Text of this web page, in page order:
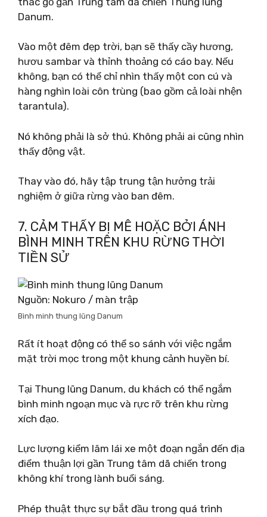
Danum.
Vào một đêm đẹp trời, bạn sẽ thấy cầy hương,
hươu sambar và thỉnh thoảng có cáo bay. Nếu
không, bạn có thể chỉ nhìn thấy một con cú và
hàng nghìn loài côn trùng (bao gồm cả loài nhện
tarantula).
Nó không phải là sở thú. Không phải ai cũng nhìn
thấy động vật.
Thay vào đó, hãy tập trung tận hưởng trải
nghiệm ở giữa rừng vào ban đêm.
7. CẢM THẤY BỊ MÊ HOẶC BỞI ÁNH
BÌNH MINH TRÊN KHU RỪNG THỜI
TIỀN SỬ
Nguồn: Nokuro / màn trập
Bình minh thung lũng Danum
Rất ít hoạt động có thể so sánh với việc ngắm
mặt trời mọc trong một khung cảnh huyền bí.
Tại Thung lũng Danum, du khách có thể ngắm
bình minh ngoạn mục và rực rỡ trên khu rừng
xích đạo.
Lực lượng kiểm lâm lái xe một đoạn ngắn đến địa
điểm thuận lợi gần Trung tâm dã chiến trong
không khí trong lành buổi sáng.
Phép thuật thực sự bắt đầu trong quá trình